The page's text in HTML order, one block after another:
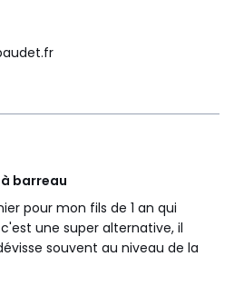
barreau
pour mon fils de 1 an qui
une super alternative, il
souvent au niveau de la